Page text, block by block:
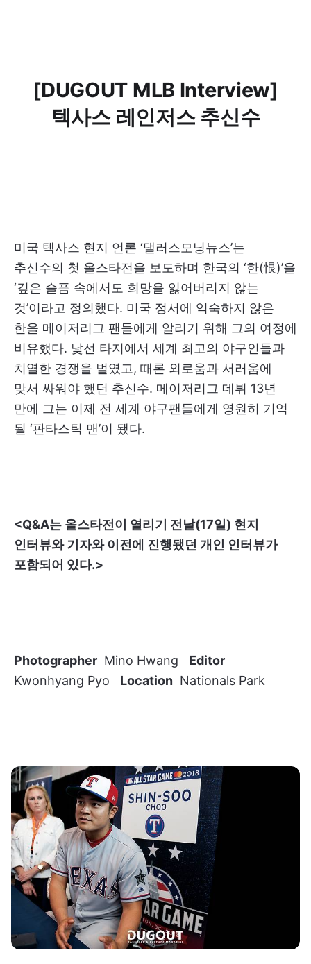
[DUGOUT MLB Interview]
텍사스 레인저스 추신수
미국 텍사스 현지 언론 ‘댈러스모닝뉴스’는
추신수의 첫 올스타전을 보도하며 한국의 ‘한(恨)’을
‘깊은 슬픔 속에서도 희망을 잃어버리지 않는
것’이라고 정의했다. 미국 정서에 익숙하지 않은
한을 메이저리그 팬들에게 알리기 위해 그의 여정에
비유했다. 낯선 타지에서 세계 최고의 야구인들과
치열한 경쟁을 벌였고, 때론 외로움과 서러움에
맞서 싸워야 했던 추신수. 메이저리그 데뷔 13년
만에 그는 이제 전 세계 야구팬들에게 영원히 기억
될 ‘판타스틱 맨’이 됐다.
<Q&A는 올스타전이 열리기 전날(17일) 현지
인터뷰와 기자와 이전에 진행됐던 개인 인터뷰가
포함되어 있다.>
Photographer Mino Hwang Editor
Kwonhyang Pyo Location Nationals Park